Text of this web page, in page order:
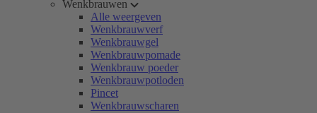
Wenkbrauwen
Alle weergeven
Wenkbrauwverf
Wenkbrauwgel
Wenkbrauwpomade
Wenkbrauw poeder
Wenkbrauwpotloden
Pincet
Wenkbrauwscharen